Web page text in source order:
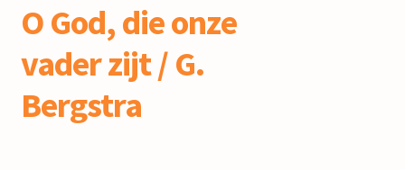
O God, die onze
vader zijt / G.
Bergstra